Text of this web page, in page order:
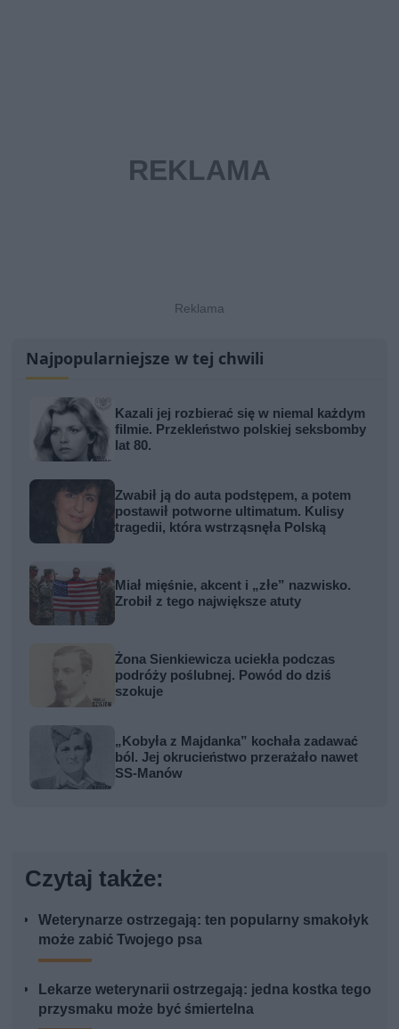
Najpopularniejsze w tej chwili
Kazali jej rozbierać się w niemal każdym
filmie. Przekleństwo polskiej seksbomby
lat 80.
Zwabił ją do auta podstępem, a potem
postawił potworne ultimatum. Kulisy
tragedii, która wstrząsnęła Polską
Miał mięśnie, akcent i „złe” nazwisko.
Zrobił z tego największe atuty
Żona Sienkiewicza uciekła podczas
podróży poślubnej. Powód do dziś
szokuje
„Kobyła z Majdanka” kochała zadawać
ból. Jej okrucieństwo przerażało nawet
SS-Manów
Czytaj także:
Weterynarze ostrzegają: ten popularny smakołyk
może zabić Twojego psa
Lekarze weterynarii ostrzegają: jedna kostka tego
przysmaku może być śmiertelna